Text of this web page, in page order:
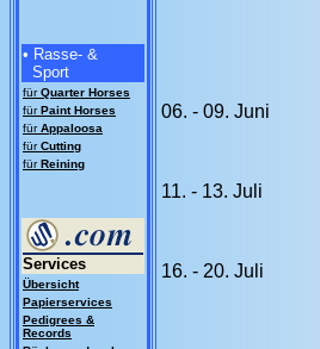
• Rasse- &
Sport
fürQuarter Horses
fürPaint Horses
fürAppaloosa
fürCutting
fürReining
Services
Übersicht
Papierservices
Pedigrees &
Records
06. - 09. Juni
11. - 13. Juli
16. - 20. Juli